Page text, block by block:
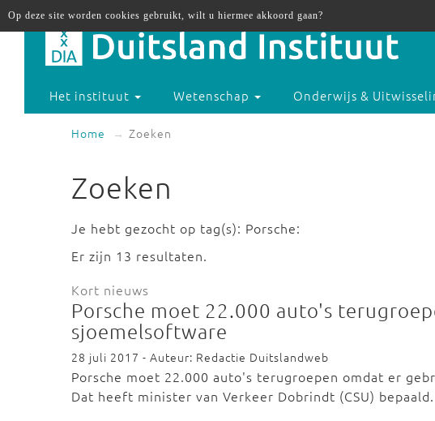
Het instituut Wetenschap Onderwijs &
Home Zoeken
Zoeken
Je hebt gezocht op tag(s): Porsche:
Er zijn 13 resultaten.
Kort nieuws
Porsche moet 22.000 auto's
sjoemelsoftware
28 juli 2017 - Auteur: Redactie Duitslandweb
Porsche moet 22.000 auto's terugroepen omdat er
Dat heeft minister van Verkeer Dobrindt (CSU) bepaald.
Op deze site worden cookies gebruikt, wilt u hiermee akkoord gaan?